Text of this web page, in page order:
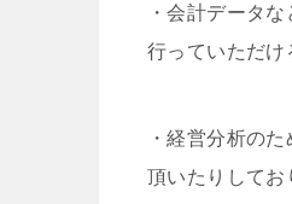
・会計データ
行っていただけ
・経営分析の
頂いたりしてお